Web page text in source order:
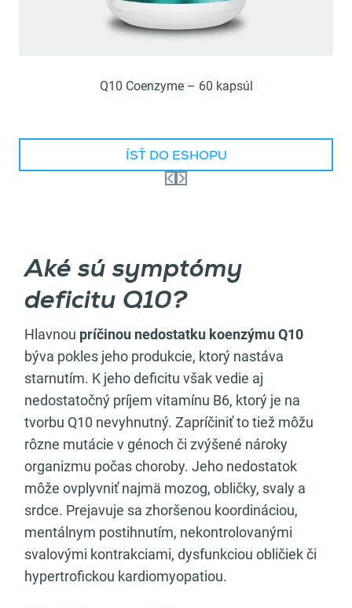
Q10 Coenzyme – 60 kapsúl
ÍSŤ DO ESHOPU
Aké sú symptómy
deficitu Q10?
Hlavnou príčinou nedostatku koenzýmu Q10
býva pokles jeho produkcie, ktorý nastáva
starnutím. K jeho deficitu však vedie aj
nedostatočný príjem vitamínu B6, ktorý je na
tvorbu Q10 nevyhnutný. Zapríčiniť to tiež môžu
rôzne mutácie v génoch či zvýšené nároky
organizmu počas choroby. Jeho nedostatok
môže ovplyvniť najmä mozog, obličky, svaly a
srdce. Prejavuje sa zhoršenou koordináciou,
mentálnym postihnutím, nekontrolovanými
svalovými kontrakciami, dysfunkciou obličiek či
hypertrofickou kardiomyopatiou.